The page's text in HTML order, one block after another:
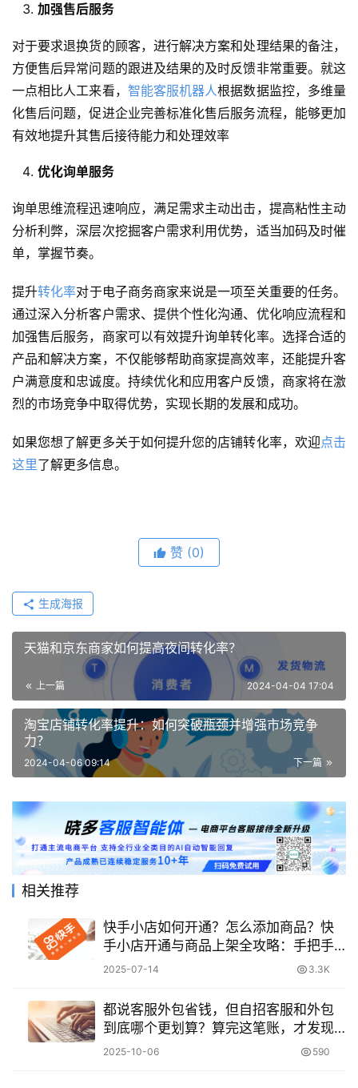
加强售后服务
对于要求退换货的顾客，进行解决方案和处理结果的备注，
方便售后异常问题的跟进及结果的及时反馈非常重要。就这
一点相比人工来看， 智能客服机器人根据数据监控，多维量
化售后问题，促进企业完善标准化售后服务流程，能够更加
有效地提升其售后接待能力和处理效率
优化询单服务
询单思维流程迅速响应，满足需求主动出击，提高粘性主动
分析利弊，深层次挖掘客户需求利用优势，适当加码及时催
单，掌握节奏。
提升转化率对于电子商务商家来说是一项至关重要的任务。
通过深入分析客户需求、提供个性化沟通、优化响应流程和
加强售后服务，商家可以有效提升询单转化率。选择合适的
产品和解决方案，不仅能够帮助商家提高效率，还能提升客
户满意度和忠诚度。持续优化和应用客户反馈，商家将在激
烈的市场竞争中取得优势，实现长期的发展和成功。
如果您想了解更多关于如何提升您的店铺转化率，欢迎点击
这里了解更多信息。
赞 (0)
生成海报
天猫和京东商家如何提高夜间转化率？
上一篇 2024-04-04 17:04
淘宝店铺转化率提升：如何突破瓶颈并增强市场竞争
力？
下一篇
2024-04-06 09:14
相关推荐
快手小店如何开通？怎么添加商品？快
手小店开通与商品上架全攻略：手把手
教你玩转快手电商！
2025-07-14 3.3K
都说客服外包省钱，但自招客服和外包
到底哪个更划算？算完这笔账，才发现
真相如此惊人！
2025-10-06 590